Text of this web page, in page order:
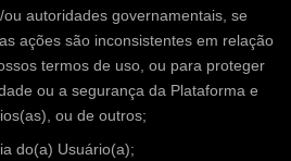
autoridades governamentais, se
ações são inconsistentes em relação
termos de uso, ou para proteger
ou a segurança da Plataforma e
ou de outros;
do(a) Usuário(a);